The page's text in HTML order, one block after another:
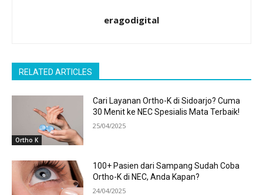
eragodigital
RELATED ARTICLES
Ortho K
Cari Layanan Ortho-K di Sidoarjo? Cuma
30 Menit ke NEC Spesialis Mata Terbaik!
25/04/2025
100+ Pasien dari Sampang Sudah Coba
Ortho-K di NEC, Anda Kapan?
24/04/2025